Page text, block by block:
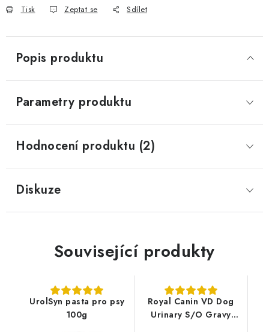
Tisk Zeptat se Sdílet
Popis produktu
Parametry produktu
Hodnocení produktu (2)
Diskuze
Související produkty
UrolSyn pasta pro psy
100g
Royal Canin VD Dog
Urinary S/O Gravy